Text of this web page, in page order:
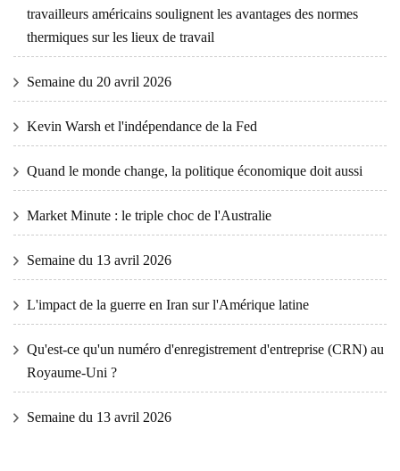
travailleurs américains soulignent les avantages des normes
thermiques sur les lieux de travail
Semaine du 20 avril 2026
Kevin Warsh et l'indépendance de la Fed
Quand le monde change, la politique économique doit aussi
Market Minute : le triple choc de l'Australie
Semaine du 13 avril 2026
L'impact de la guerre en Iran sur l'Amérique latine
Qu'est-ce qu'un numéro d'enregistrement d'entreprise (CRN) au
Royaume-Uni ?
Semaine du 13 avril 2026